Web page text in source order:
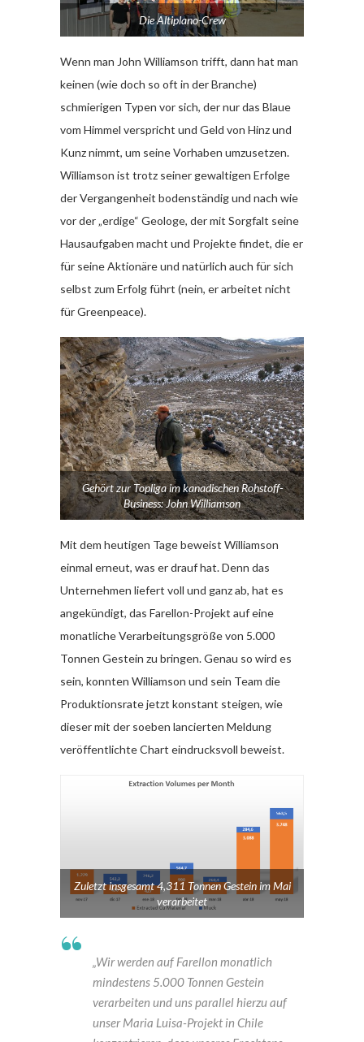
Die Altiplano-Crew
Wenn man John Williamson trifft, dann hat man
keinen (wie doch so oft in der Branche)
schmierigen Typen vor sich, der nur das Blaue
vom Himmel verspricht und Geld von Hinz und
Kunz nimmt, um seine Vorhaben umzusetzen.
Williamson ist trotz seiner gewaltigen Erfolge
der Vergangenheit bodenständig und nach wie
vor der „erdige“ Geologe, der mit Sorgfalt seine
Hausaufgaben macht und Projekte findet, die er
für seine Aktionäre und natürlich auch für sich
selbst zum Erfolg führt (nein, er arbeitet nicht
für Greenpeace).
Gehört zur Topliga im kanadischen Rohstoff-
Business: John Williamson
Mit dem heutigen Tage beweist Williamson
einmal erneut, was er drauf hat. Denn das
Unternehmen liefert voll und ganz ab, hat es
angekündigt, das Farellon-Projekt auf eine
monatliche Verarbeitungsgröße von 5.000
Tonnen Gestein zu bringen. Genau so wird es
sein, konnten Williamson und sein Team die
Produktionsrate jetzt konstant steigen, wie
dieser mit der soeben lancierten Meldung
veröffentlichte Chart eindrucksvoll beweist.
Zuletzt insgesamt 4,311 Tonnen Gestein im Mai
verarbeitet
„Wir werden auf Farellon monatlich
mindestens 5.000 Tonnen Gestein
verarbeiten und uns parallel hierzu auf
unser Maria Luisa-Projekt in Chile